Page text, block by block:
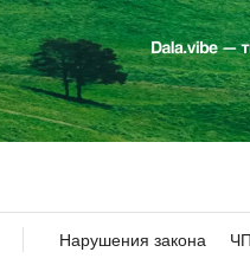
Нарушения закона ЧП